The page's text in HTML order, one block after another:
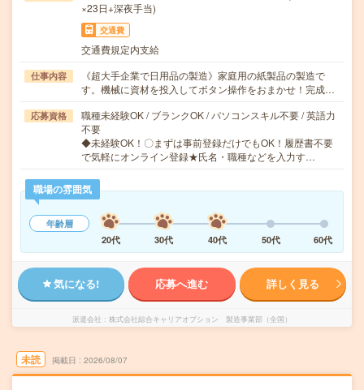
×23日+深夜手当)
交通費
交通費規定内支給
仕事内容
《超大手企業で日用品の製造》家庭用の紙製品の製造で
す。機械に資材を投入してボタン操作をおまかせ！完成…
応募資格
職種未経験OK / ブランクOK / パソコンスキル不要 / 英語力
不要
◆未経験OK！〇まずは事前登録だけでもOK！履歴書不要
で気軽にオンライン登録★氏名・職種などを入力す…
職場の雰囲気
年齢層
20代
30代 40代 50代 60代
気になる! 応募へ進む 詳しく見る
派遣会社 株式会社綜合キャリアオプション 製造事業部（全国）
未読 掲載日 2026/08/07